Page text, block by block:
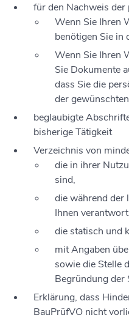
für den Nachweis
Wenn Sie Ihren
benötigen Sie in
Wenn Sie Ihren
Sie Dokumente
dass Sie die
der
beglaubigte
bisherige Tätigkeit
Verzeichnis von
die in ihrer
sind,
die während der
Ihnen
die statisch und
mit Angaben
sowie die Stelle
Begründung der
Erklärung, dass
BauPrüfVO nicht